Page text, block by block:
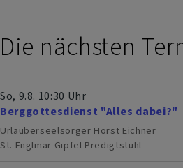
Die nächsten
So, 9.8. 10:30 Uhr
Berggottesdienst "Alles dabei?"
Urlauberseelsorger Horst Eichner
St. Englmar Gipfel Predigtstuhl